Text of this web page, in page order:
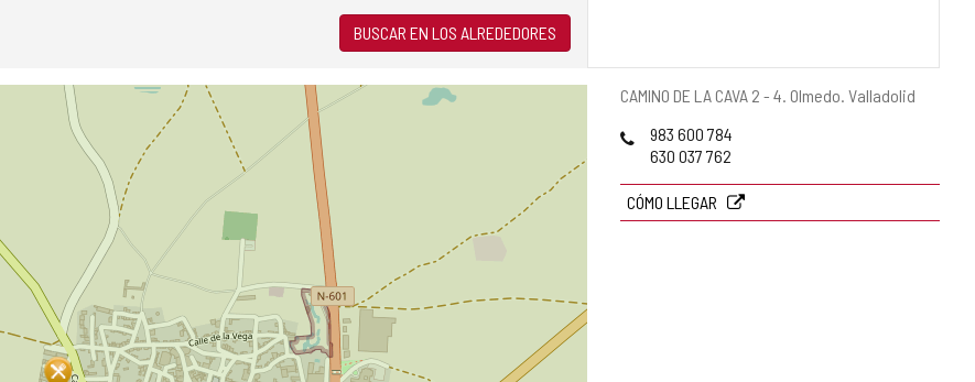
Dirección
CAMINO DE LA CAVA 2 - 4. Olmedo. Valladolid
Teléfonos
983 600 784
630 037 762
CÓMO LLEGAR
BUSCAR EN LOS ALREDEDORES